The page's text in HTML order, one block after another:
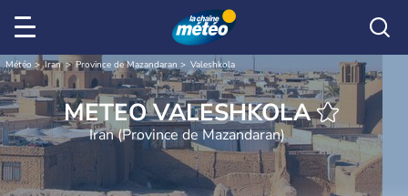
Météo Iran Province de Mazandaran Valeshkola
METEO VALESHKOLA
Iran (Province de Mazandaran)